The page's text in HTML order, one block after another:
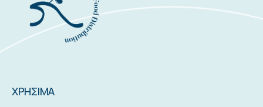
ΧΡΗΣΙΜΑ